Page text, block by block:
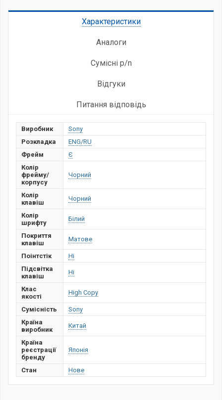
Характеристики
Аналоги
Сумісні p/n
Відгуки
Питання відповідь
Виробник
Sony
Розкладка
ENG/RU
Фрейм
Є
Колір
фрейму/
корпусу
Чорний
Колір
клавіш
Чорний
Колір
шрифту
Білий
Покриття
клавіш
Матове
Поінтстік
Ні
Підсвітка
клавіш
Ні
Клас
якості
High Copy
Сумісність
Sony
Країна
виробник
Китай
Країна
реєстрації
бренду
Японія
Стан Нове